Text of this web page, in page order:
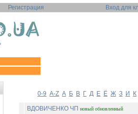
Регистрация Вход для
0-9 A-Z А Б В Г Д Е Ё Ж З И К
ВДОВИЧЕНКО ЧП новый обновленный